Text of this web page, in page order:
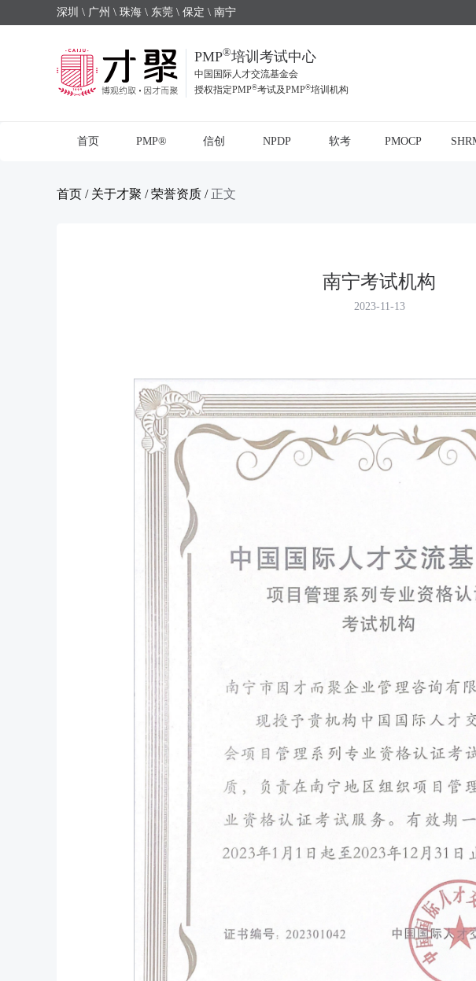
深圳 \ 广州 \ 珠海 \ 东莞 \ 保定 \ 南宁
PMP®培训考试中心
中国国际人才交流基金会
授权指定PMP®考试及PMP®培训机构
首页 PMP® 信创 NPDP 软考 PMOCP
首页 / 关于才聚 /荣誉资质 / 正文
南宁考试机构
2023-11-13